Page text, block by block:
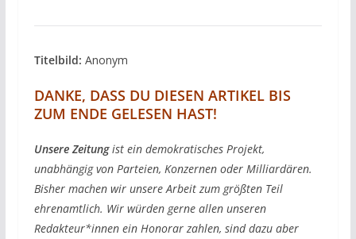
Titelbild: Anonym
DANKE, DASS DU DIESEN ARTIKEL BIS
ZUM ENDE GELESEN HAST!
Unsere Zeitungist ein demokratisches Projekt,
unabhängig von Parteien, Konzernen oder Milliardären.
Bisher machen wir unsere Arbeit zum größten Teil
ehrenamtlich. Wir würden gerne allen unseren
Redakteur*innen ein Honorar zahlen, sind dazu aber